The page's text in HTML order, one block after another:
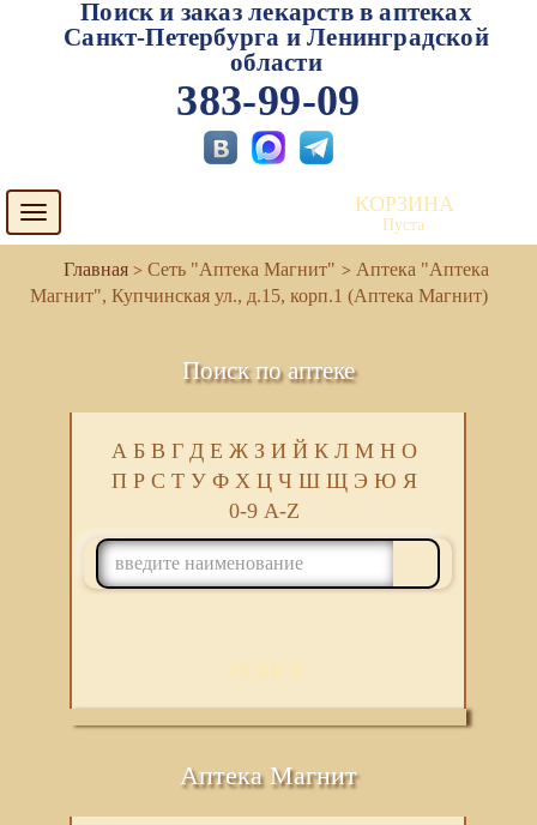
Поиск и заказ лекарств в аптеках
Санкт-Петербурга и Ленинградской
области
383-99-09
Toggle
navigation
КОРЗИНА
Пуста
Сеть "Аптека Магнит"
Аптека "Аптека
Магнит", Купчинская ул., д.15, корп.1 (Аптека Магнит)
Поиск по аптеке
А Б В Г Д Е Ж З И Й К Л М Н О
П Р С Т У Ф Х Ц Ч Ш Щ Э Ю Я
0-9 A-Z
ПОИСК
Аптека Магнит